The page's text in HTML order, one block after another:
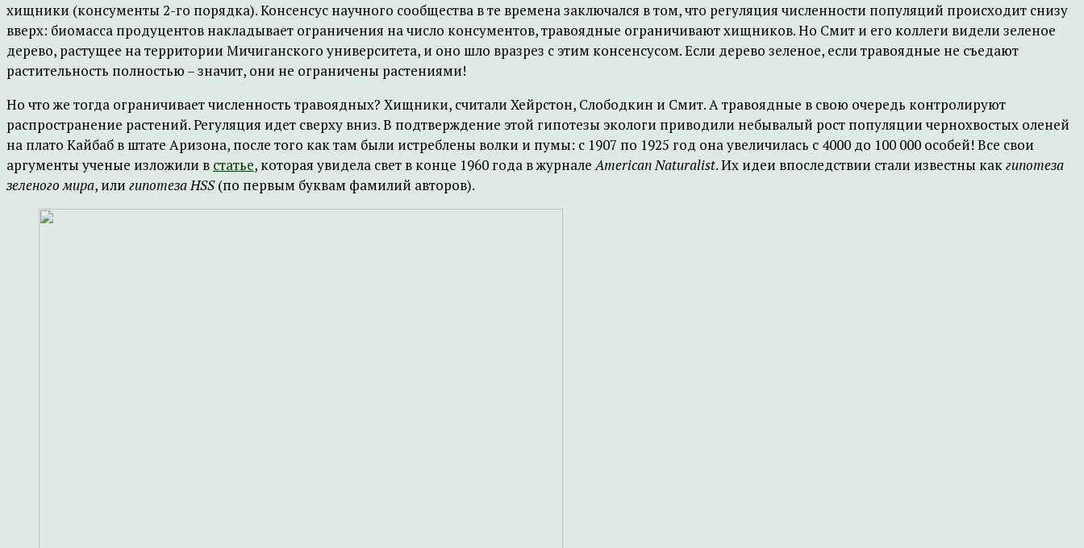
хищники (консументы 2-го порядка). Консенсус научного сообщества в те времена заключался в том, что регуляция численности популяций происходит снизу
вверх: биомасса продуцентов накладывает ограничения на число консументов, травоядные ограничивают хищников. Но Смит и его коллеги видели зеленое
дерево, растущее на территории Мичиганского университета, и оно шло вразрез с этим консенсусом. Если дерево зеленое, если травоядные не съедают
растительность полностью – значит, они не ограничены растениями!
Но что же тогда ограничивает численность травоядных? Хищники, считали Хейрстон, Слободкин и Смит. А травоядные в свою очередь контролируют
распространение растений. Регуляция идет сверху вниз. В подтверждение этой гипотезы экологи приводили небывалый рост популяции чернохвостых оленей
на плато Кайбаб в штате Аризона, после того как там были истреблены волки и пумы: с 1907 по 1925 год она увеличилась с 4000 до 100 000 особей! Все свои
аргументы ученые изложили в статье, которая увидела свет в конце 1960 года в журналеAmerican Naturalist. Их идеи впоследствии стали известны какгипотеза
зеленого мира, или гипотеза HSS(по первым буквам фамилий авторов).